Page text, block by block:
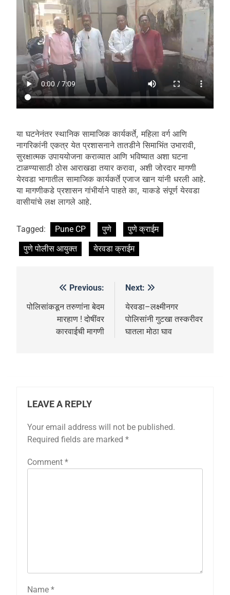
या घटनेनंतर स्थानिक सामाजिक कार्यकर्ते, महिला वर्ग आणि
नागरिकांनी एकत्र येत प्रशासनाने तातडीने सिमाभिंत उभारावी,
सुरक्षात्मक उपाययोजना कराव्यात आणि भविष्यात अशा घटना
टाळण्यासाठी ठोस आराखडा तयार करावा, अशी जोरदार मागणी
येरवडा भागातील सामाजिक कार्यकर्ते एजाज खान यांनी धरली आहे.
या मागणीकडे प्रशासन गांभीर्याने पाहते का, याकडे संपूर्ण येरवडा
वासीयांचे लक्ष लागले आहे.
Tagged: Pune CP पुणे
पुणे क्राईम
पुणे पोलीस आयुक्त
येरवडा क्राईम
Previous:
पोलिसांकडून तरुणांना बेदम
मारहाण ! दोषींवर
कारवाईची मागणी
Next:
येरवडा–लक्ष्मीनगर
पोलिसांनी गुटखा तस्करीवर
घातला मोठा घाव
LEAVE A REPLY
Your email address will not be published.
Required fields are marked *
Comment *
Name *